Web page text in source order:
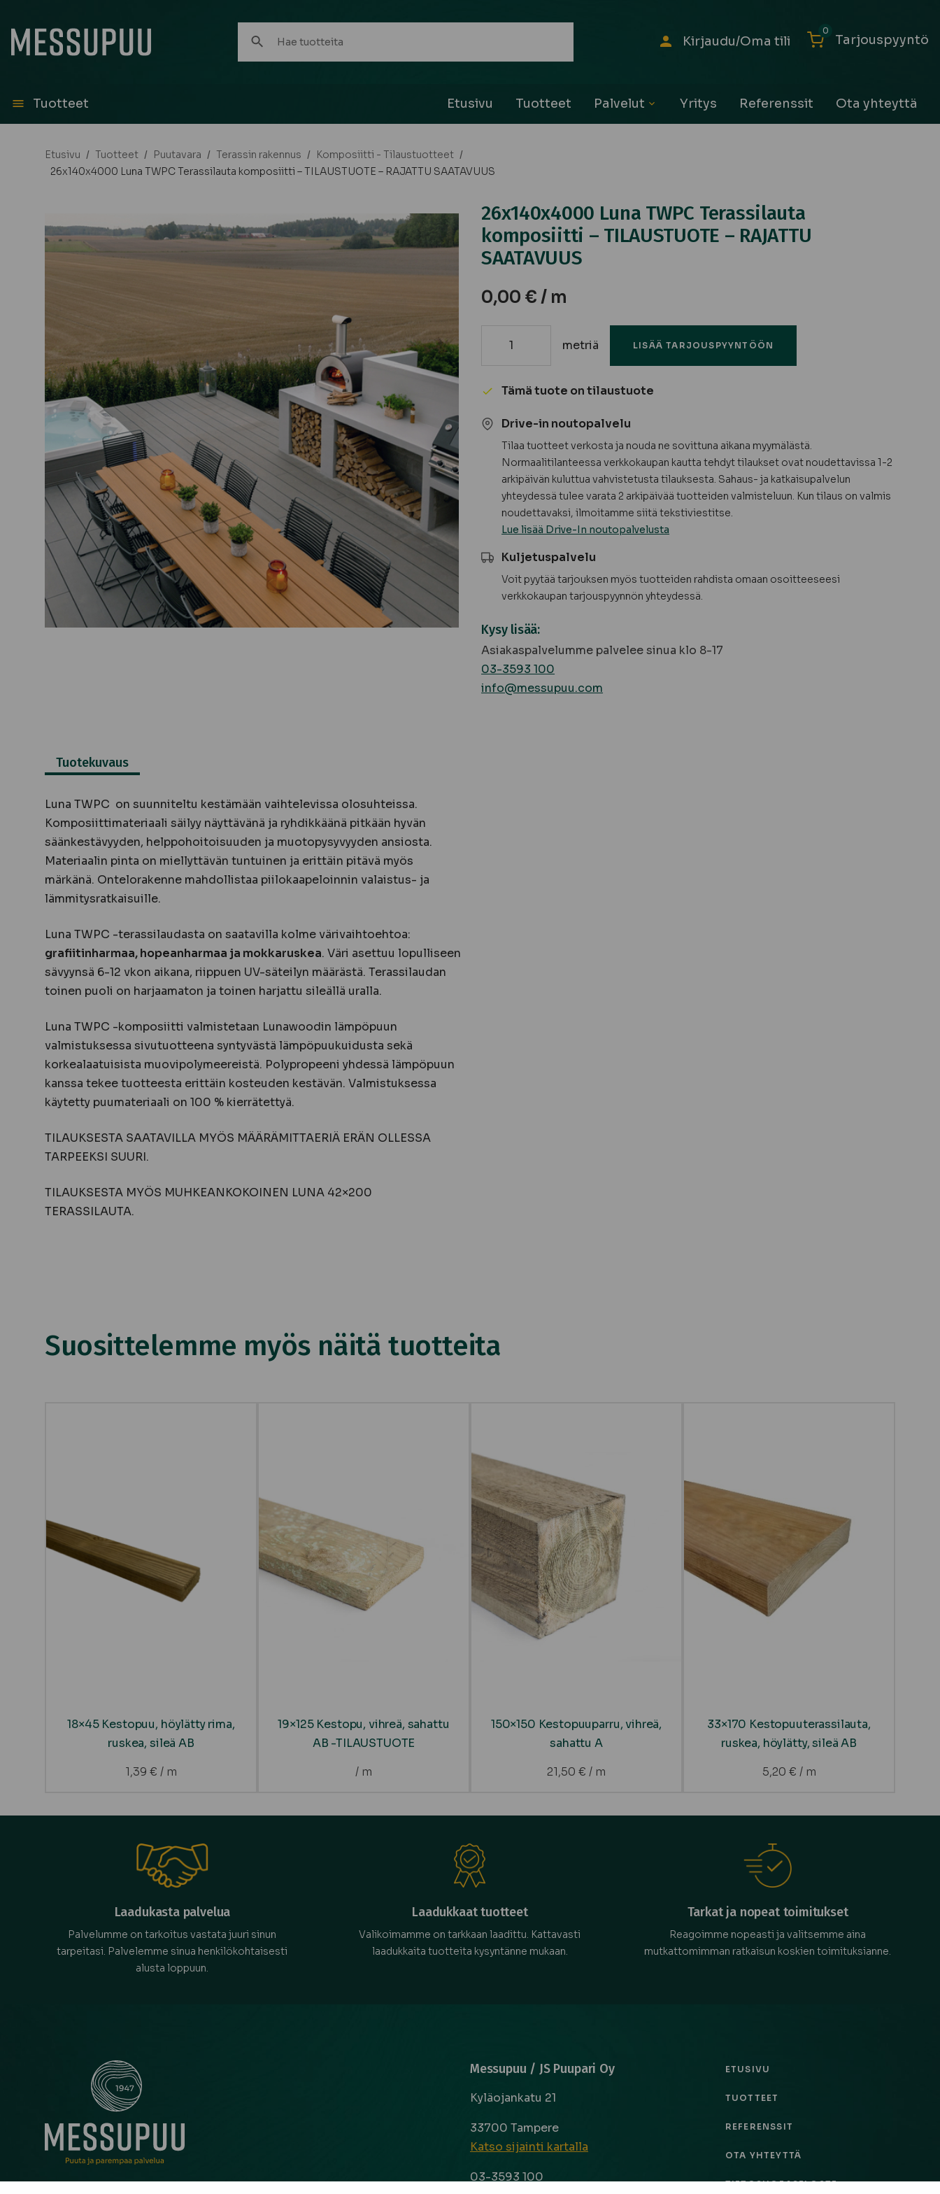
tuotteita:
Kirjaudu/Oma tili Tarjouspyyntö
0
Tuotteet Etusivu Tuotteet Palvelut Yritys Referenssit Ota yhteyttä
Etusivu / Tuotteet / Puutavara / Terassin rakennus / Komposiitti - Tilaustuotteet /
26x140x4000 Luna TWPC Terassilauta komposiitti – TILAUSTUOTE – RAJATTU SAATAVUUS
26x140x4000 Luna TWPC Terassilauta
komposiitti – TILAUSTUOTE – RAJATTU
SAATAVUUS
0,00 € / m
26x140x4000
TWPC
komposiitti
TILAUSTUOTE
RAJATTU
SAATAVUUS
määrä
metriä LISÄÄ TARJOUSPYYNTÖÖN
Tämä tuote on tilaustuote
Drive-in noutopalvelu
Tilaa tuotteet verkosta ja nouda ne sovittuna aikana myymälästä.
Normaalitilanteessa verkkokaupan kautta tehdyt tilaukset ovat noudettavissa 1-2
arkipäivän kuluttua vahvistetusta tilauksesta. Sahaus- ja katkaisupalvelun
yhteydessä tulee varata 2 arkipäivää tuotteiden valmisteluun. Kun tilaus on valmis
noudettavaksi, ilmoitamme siitä tekstiviestitse.
Lue lisää Drive-In noutopalvelusta
Kuljetuspalvelu
Voit pyytää tarjouksen myös tuotteiden rahdista omaan osoitteeseesi
verkkokaupan tarjouspyynnön yhteydessä.
Kysy lisää:
Asiakaspalvelumme palvelee sinua klo 8-17
03-3593 100
info@messupuu.com
Tuotekuvaus
Luna TWPC on suunniteltu kestämään vaihtelevissa olosuhteissa.
Komposiittimateriaali säilyy näyttävänä ja ryhdikkäänä pitkään hyvän
säänkestävyyden, helppohoitoisuuden ja muotopysyvyyden ansiosta.
Materiaalin pinta on miellyttävän tuntuinen ja erittäin pitävä myös
märkänä. Ontelorakenne mahdollistaa piilokaapeloinnin valaistus- ja
lämmitysratkaisuille.
Luna TWPC -terassilaudasta on saatavilla kolme värivaihtoehtoa:
grafiitinharmaa, hopeanharmaa ja mokkaruskea. Väri asettuu lopulliseen
sävyynsä 6-12 vkon aikana, riippuen UV-säteilyn määrästä. Terassilaudan
toinen puoli on harjaamaton ja toinen harjattu sileällä uralla.
Luna TWPC -komposiitti valmistetaan Lunawoodin lämpöpuun
valmistuksessa sivutuotteena syntyvästä lämpöpuukuidusta sekä
korkealaatuisista muovipolymeereistä. Polypropeeni yhdessä lämpöpuun
kanssa tekee tuotteesta erittäin kosteuden kestävän. Valmistuksessa
käytetty puumateriaali on 100 % kierrätettyä.
TILAUKSESTA SAATAVILLA MYÖS MÄÄRÄMITTAERIÄ ERÄN OLLESSA
TARPEEKSI SUURI.
TILAUKSESTA MYÖS MUHKEANKOKOINEN LUNA 42×200
TERASSILAUTA.
Suosittelemme myös näitä tuotteita
18×45 Kestopuu, höylätty rima,
ruskea, sileä AB
1,39 € / m
19×125 Kestopu, vihreä, sahattu
AB -TILAUSTUOTE
/ m
150×150 Kestopuuparru, vihreä,
sahattu A
21,50 € / m
33×170 Kestopuuterassilauta,
ruskea, höylätty, sileä AB
5,20 € / m
Laadukasta palvelua
Palvelumme on tarkoitus vastata juuri sinun
tarpeitasi. Palvelemme sinua henkilökohtaisesti
alusta loppuun.
Laadukkaat tuotteet
Valikoimamme on tarkkaan laadittu. Kattavasti
laadukkaita tuotteita kysyntänne mukaan.
Tarkat ja nopeat toimitukset
Reagoimme nopeasti ja valitsemme aina
mutkattomimman ratkaisun koskien toimituksianne.
Messupuu / JS Puupari Oy
Kyläojankatu 21
33700 Tampere
Katso sijainti kartalla
03-3593 100
ETUSIVU
TUOTTEET
REFERENSSIT
OTA YHTEYTTÄ
TIETOSUOJASELOSTE